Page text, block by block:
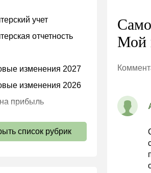
учет
отчетность
изменения 2027
изменения 2026
прибыль
взносы 2026
список рубрик
Мой